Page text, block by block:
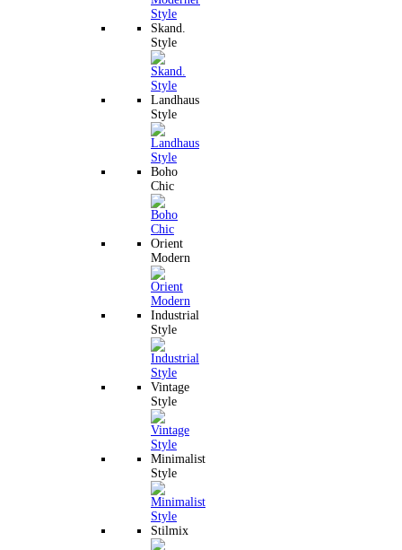
Skand.
Style
Landhaus
Style
Boho
Chic
Orient
Modern
Industrial
Style
Vintage
Style
Minimalist
Style
Stilmix